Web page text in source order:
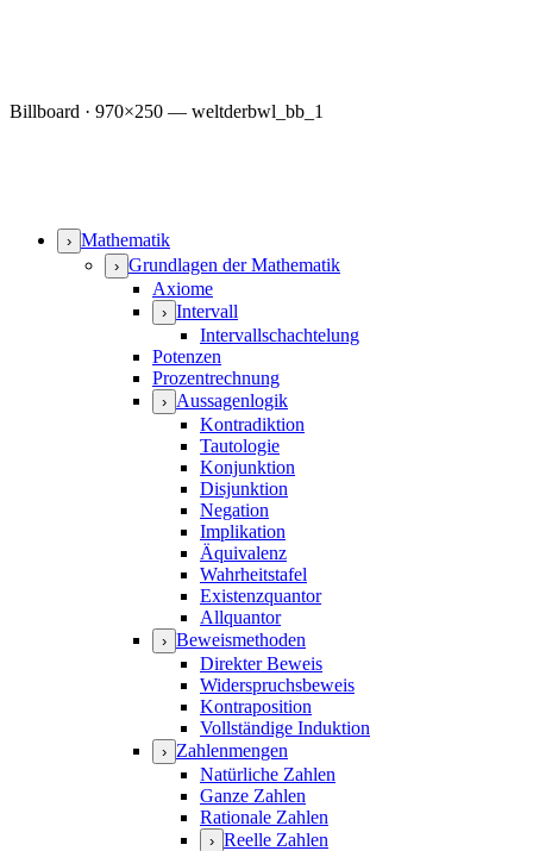
Billboard · 970×250 — weltderbwl_bb_1
› Mathematik
› Grundlagen der Mathematik
Axiome
› Intervall
Intervallschachtelung
Potenzen
Prozentrechnung
› Aussagenlogik
Kontradiktion
Tautologie
Konjunktion
Disjunktion
Negation
Implikation
Äquivalenz
Wahrheitstafel
Existenzquantor
Allquantor
› Beweismethoden
Direkter Beweis
Widerspruchsbeweis
Kontraposition
Vollständige Induktion
› Zahlenmengen
Natürliche Zahlen
Ganze Zahlen
Rationale Zahlen
› Reelle Zahlen